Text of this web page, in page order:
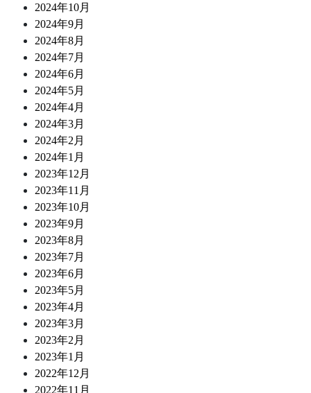
2024年10月
2024年9月
2024年8月
2024年7月
2024年6月
2024年5月
2024年4月
2024年3月
2024年2月
2024年1月
2023年12月
2023年11月
2023年10月
2023年9月
2023年8月
2023年7月
2023年6月
2023年5月
2023年4月
2023年3月
2023年2月
2023年1月
2022年12月
2022年11月